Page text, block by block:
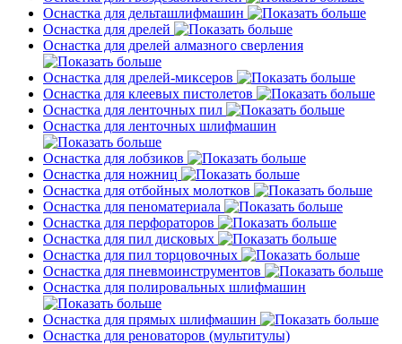
Оснастка для дельташлифмашин
Оснастка для дрелей
Оснастка для дрелей алмазного сверления
Оснастка для дрелей-миксеров
Оснастка для клеевых пистолетов
Оснастка для ленточных пил
Оснастка для ленточных шлифмашин
Оснастка для лобзиков
Оснастка для ножниц
Оснастка для отбойных молотков
Оснастка для пеноматериала
Оснастка для перфораторов
Оснастка для пил дисковых
Оснастка для пил торцовочных
Оснастка для пневмоинструментов
Оснастка для полировальных шлифмашин
Оснастка для прямых шлифмашин
Оснастка для реноваторов (мультитулы)